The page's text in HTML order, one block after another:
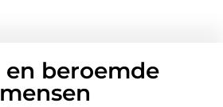
en beroemde
mensen